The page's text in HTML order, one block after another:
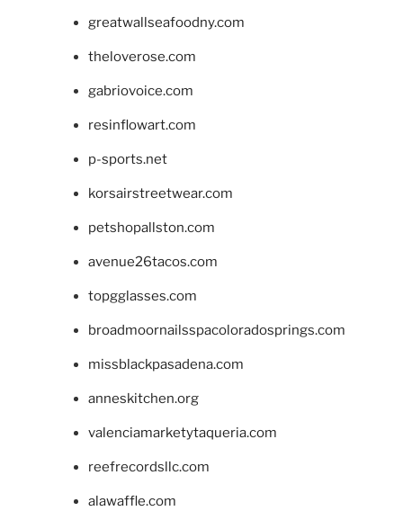
greatwallseafoodny.com
theloverose.com
gabriovoice.com
resinflowart.com
p-sports.net
korsairstreetwear.com
petshopallston.com
avenue26tacos.com
topgglasses.com
broadmoornailsspacoloradosprings.com
missblackpasadena.com
anneskitchen.org
valenciamarketytaqueria.com
reefrecordsllc.com
alawaffle.com